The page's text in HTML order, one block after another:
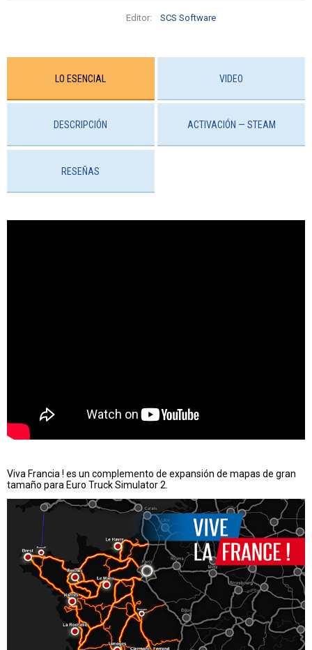
Editor: SCS Software
LO ESENCIAL VIDEO
DESCRIPCIÓN ACTIVACIÓN — STEAM
RESEÑAS
Viva Francia ! es un complemento de expansión de mapas de gran
tamaño para Euro Truck Simulator 2.